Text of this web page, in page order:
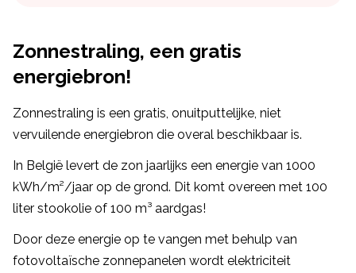
Zonnestraling, een gratis
energiebron!
Zonnestraling is een gratis, onuitputtelijke, niet
vervuilende energiebron die overal beschikbaar is.
In België levert de zon jaarlijks een energie van 1000
kWh/m²/jaar op de grond. Dit komt overeen met 100
liter stookolie of 100 m³ aardgas!
Door deze energie op te vangen met behulp van
fotovoltaïsche zonnepanelen wordt elektriciteit